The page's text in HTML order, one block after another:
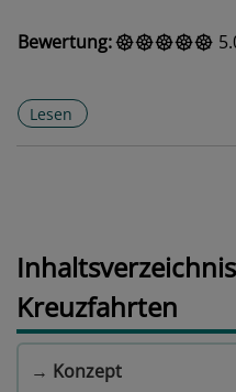
Bewertung:
Lesen
Kreuzfahrten
→ Konzept